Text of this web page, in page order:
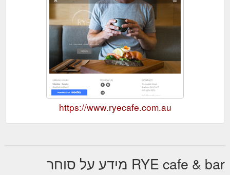
https://www.ryecafe.com.au
RYE cafe & bar מידע על סוחר